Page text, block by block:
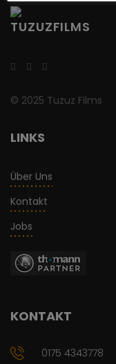
© 2025 Tuzuz Films
LINKS
Über Uns
Kontakt
Jobs
KONTAKT
0175 4343778